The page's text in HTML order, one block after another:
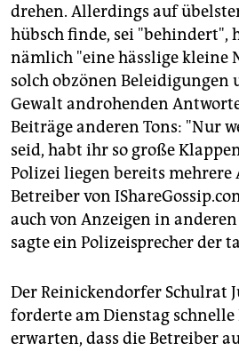
drehen. Allerdings auf
hübsch finde, sei "behindert",
nämlich "eine hässlige kleine
solch obzönen
Gewalt androhenden
Beiträge anderen Tons: "Nur
seid, habt ihr so große
Polizei liegen bereits mehrere
Betreiber von
auch von Anzeigen in
sagte ein Polizeisprecher der
Der Reinickendorfer Schulrat
forderte am Dienstag schnelle
erwarten, dass die Betreiber